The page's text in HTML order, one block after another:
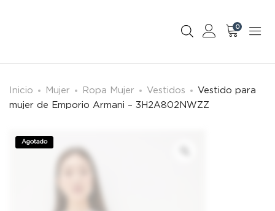
0
Inicio Mujer Ropa Mujer Vestidos
Vestido para
mujer de Emporio Armani – 3H2A802NWZZ
Agotado